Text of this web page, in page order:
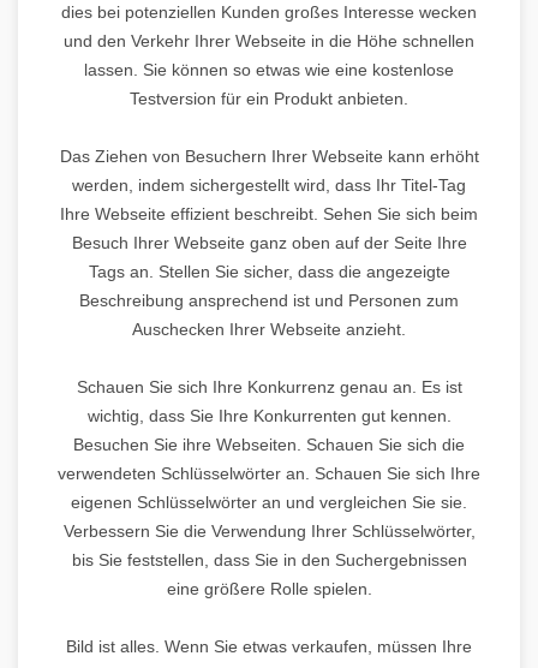
dies bei potenziellen Kunden großes Interesse wecken
und den Verkehr Ihrer Webseite in die Höhe schnellen
lassen. Sie können so etwas wie eine kostenlose
Testversion für ein Produkt anbieten.
Das Ziehen von Besuchern Ihrer Webseite kann erhöht
werden, indem sichergestellt wird, dass Ihr Titel-Tag
Ihre Webseite effizient beschreibt. Sehen Sie sich beim
Besuch Ihrer Webseite ganz oben auf der Seite Ihre
Tags an. Stellen Sie sicher, dass die angezeigte
Beschreibung ansprechend ist und Personen zum
Auschecken Ihrer Webseite anzieht.
Schauen Sie sich Ihre Konkurrenz genau an. Es ist
wichtig, dass Sie Ihre Konkurrenten gut kennen.
Besuchen Sie ihre Webseiten. Schauen Sie sich die
verwendeten Schlüsselwörter an. Schauen Sie sich Ihre
eigenen Schlüsselwörter an und vergleichen Sie sie.
Verbessern Sie die Verwendung Ihrer Schlüsselwörter,
bis Sie feststellen, dass Sie in den Suchergebnissen
eine größere Rolle spielen.
Bild ist alles. Wenn Sie etwas verkaufen, müssen Ihre